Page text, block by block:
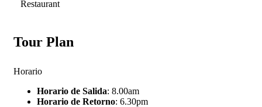
Restaurant
Tour Plan
Horario
Horario de Salida: 8.00am
Horario de Retorno: 6.30pm